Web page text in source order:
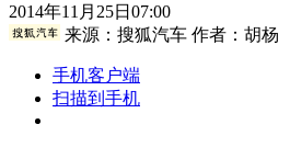
2014年11月25日07:00
来源： 搜狐汽车作者：胡杨
手机客户端
扫描到手机